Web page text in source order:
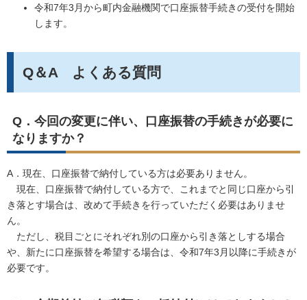
令和7年3月から町内金融機関で口座振替手続きの受付を開始
します。
Q＆A よくある質問
Q．今回の変更に伴い、口座振替の手続きが必要に
なりますか？
A．現在、口座振替で納付している方は必要ありません。
現在、口座振替で納付している方で、これまでと同じ口座から引
き落とす場合は、改めて手続きを行っていただく必要はありませ
ん。
ただし、税目ごとにそれぞれ別の口座から引き落としする場合
や、新たに口座振替を希望する場合は、令和7年3月以降に手続きが
必要です。